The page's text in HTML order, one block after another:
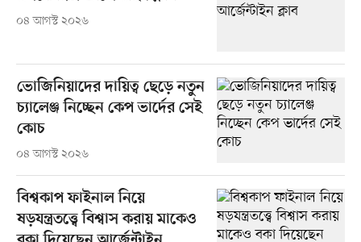
০৪ আগস্ট ২০২৬
ভোজিনিয়াদের দায়িত্ব ছেড়ে নতুন
চ্যালেঞ্জ নিচ্ছেন কেপ ভার্দের সেই
কোচ
০৪ আগস্ট ২০২৬
বিশ্বকাপ ফাইনাল নিয়ে
ষড়যন্ত্রতত্ত্বে বিশ্বাস করায় মাকেও